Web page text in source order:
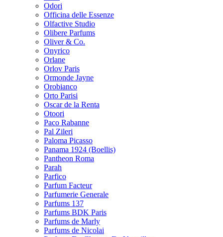
Odori
Officina delle Essenze
Olfactive Studio
Olibere Parfums
Oliver & Co.
Onyrico
Orlane
Orlov Paris
Ormonde Jayne
Orobianco
Orto Parisi
Oscar de la Renta
Otoori
Paco Rabanne
Pal Zileri
Paloma Picasso
Panama 1924 (Boellis)
Pantheon Roma
Parah
Parfico
Parfum Facteur
Parfumerie Generale
Parfums 137
Parfums BDK Paris
Parfums de Marly
Parfums de Nicolai